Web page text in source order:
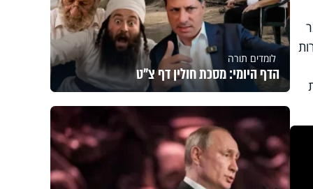
לומדים תורה
הדף היומי: מסכת חולין דף צ"ט